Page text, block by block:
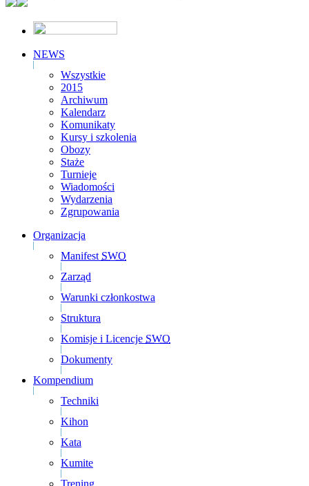
NEWS
Wszystkie
2015
Archiwum
Kalendarz
Komunikaty
Kursy i szkolenia
Obozy
Staże
Turnieje
Wiadomości
Wydarzenia
Zgrupowania
Organizacja
Manifest SWO
Zarząd
Warunki członkostwa
Struktura
Komisje i Licencje SWO
Dokumenty
Kompendium
Techniki
Kihon
Kata
Kumite
Trening